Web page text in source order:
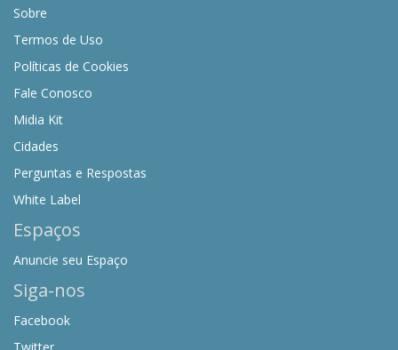
Sobre
Termos de Uso
Políticas de Cookies
Fale Conosco
Midia Kit
Cidades
Perguntas e Respostas
White Label
Espaços
Anuncie seu Espaço
Siga-nos
Facebook